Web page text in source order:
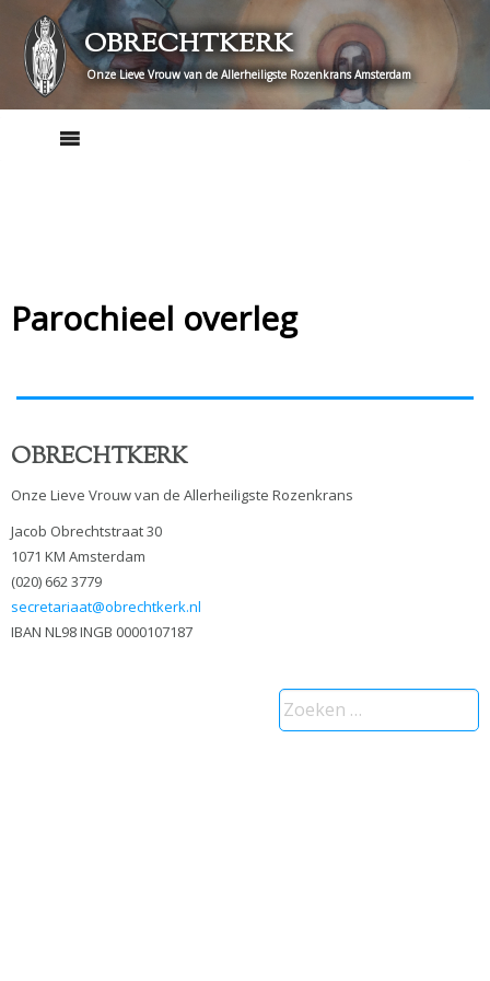
content
OBRECHTKERK
Onze Lieve Vrouw van de Allerheiligste Rozenkrans Amsterdam
Parochieel overleg
OBRECHTKERK
Onze Lieve Vrouw van de Allerheiligste Rozenkrans
Jacob Obrechtstraat 30
1071 KM Amsterdam
(020) 662 3779
secretariaat@obrechtkerk.nl
IBAN NL98 INGB 0000107187
Zoeken
naar: